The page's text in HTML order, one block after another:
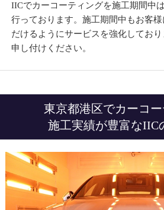
IICでカーコーティングを施工期間中
行っております。施工期間中もお客
だけるようにサービスを強化してお
申し付けください。
東京都港区でカーコ
施工実績が豊富なIIC